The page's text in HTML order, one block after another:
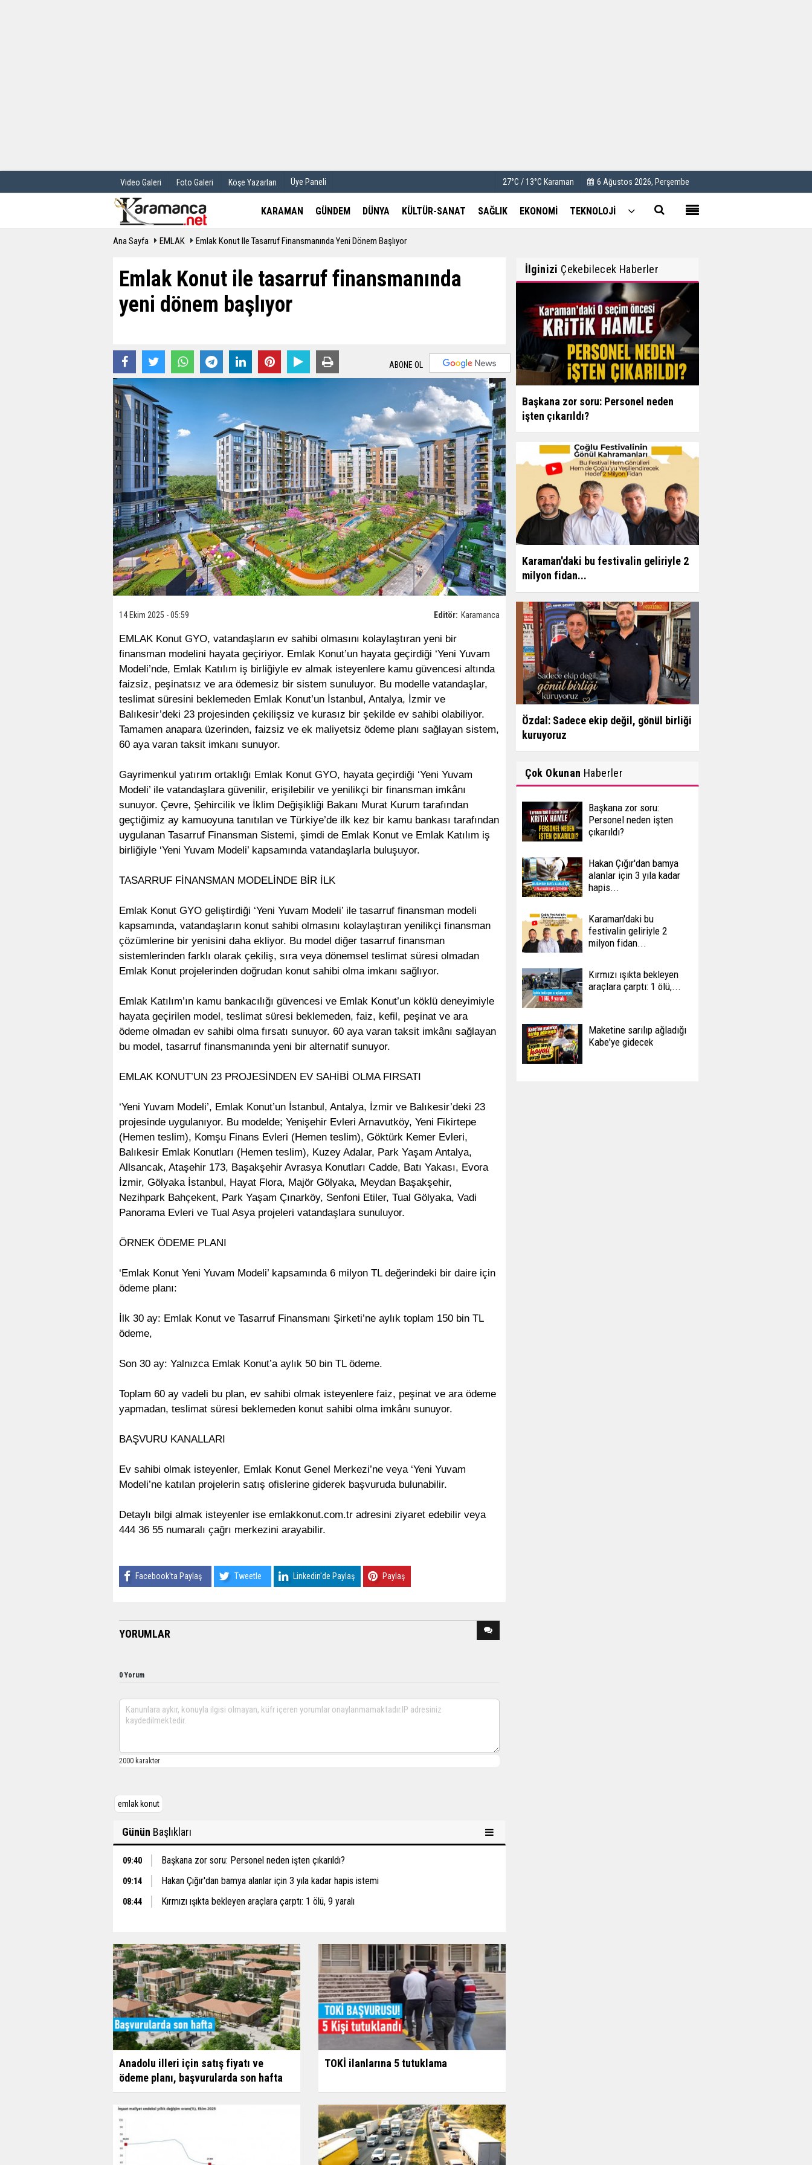
Video Galeri Foto Galeri Köşe Yazarları Üye Paneli 27°C / 13°C Karaman 6 Ağustos 2026, Perşembe
KARAMAN GÜNDEM DÜNYA KÜLTÜR-SANAT SAĞLIK EKONOMİ TEKNOLOJİ
Ana Sayfa EMLAK Emlak Konut Ile Tasarruf Finansmanında Yeni Dönem Başlıyor
Emlak Konut ile tasarruf finansmanında
yeni dönem başlıyor
ABONE OL
Editör: Karamanca
14 Ekim 2025 - 05:59
EMLAK Konut GYO, vatandaşların ev sahibi olmasını kolaylaştıran yeni bir
finansman modelini hayata geçiriyor. Emlak Konut’un hayata geçirdiği ‘Yeni Yuvam
Modeli’nde, Emlak Katılım iş birliğiyle ev almak isteyenlere kamu güvencesi altında
faizsiz, peşinatsız ve ara ödemesiz bir sistem sunuluyor. Bu modelle vatandaşlar,
teslimat süresini beklemeden Emlak Konut’un İstanbul, Antalya, İzmir ve
Balıkesir’deki 23 projesinden çekilişsiz ve kurasız bir şekilde ev sahibi olabiliyor.
Tamamen anapara üzerinden, faizsiz ve ek maliyetsiz ödeme planı sağlayan sistem,
60 aya varan taksit imkanı sunuyor.
Gayrimenkul yatırım ortaklığı Emlak Konut GYO, hayata geçirdiği ‘Yeni Yuvam
Modeli’ ile vatandaşlara güvenilir, erişilebilir ve yenilikçi bir finansman imkânı
sunuyor. Çevre, Şehircilik ve İklim Değişikliği Bakanı Murat Kurum tarafından
geçtiğimiz ay kamuoyuna tanıtılan ve Türkiye’de ilk kez bir kamu bankası tarafından
uygulanan Tasarruf Finansman Sistemi, şimdi de Emlak Konut ve Emlak Katılım iş
birliğiyle ‘Yeni Yuvam Modeli’ kapsamında vatandaşlarla buluşuyor.
TASARRUF FİNANSMAN MODELİNDE BİR İLK
Emlak Konut GYO geliştirdiği ‘Yeni Yuvam Modeli’ ile tasarruf finansman modeli
kapsamında, vatandaşların konut sahibi olmasını kolaylaştıran yenilikçi finansman
çözümlerine bir yenisini daha ekliyor. Bu model diğer tasarruf finansman
sistemlerinden farklı olarak çekiliş, sıra veya dönemsel teslimat süresi olmadan
Emlak Konut projelerinden doğrudan konut sahibi olma imkanı sağlıyor.
Emlak Katılım’ın kamu bankacılığı güvencesi ve Emlak Konut’un köklü deneyimiyle
hayata geçirilen model, teslimat süresi beklemeden, faiz, kefil, peşinat ve ara
ödeme olmadan ev sahibi olma fırsatı sunuyor. 60 aya varan taksit imkânı sağlayan
bu model, tasarruf finansmanında yeni bir alternatif sunuyor.
EMLAK KONUT’UN 23 PROJESİNDEN EV SAHİBİ OLMA FIRSATI
‘Yeni Yuvam Modeli’, Emlak Konut’un İstanbul, Antalya, İzmir ve Balıkesir’deki 23
projesinde uygulanıyor. Bu modelde; Yenişehir Evleri Arnavutköy, Yeni Fikirtepe
(Hemen teslim), Komşu Finans Evleri (Hemen teslim), Göktürk Kemer Evleri,
Balıkesir Emlak Konutları (Hemen teslim), Kuzey Adalar, Park Yaşam Antalya,
Allsancak, Ataşehir 173, Başakşehir Avrasya Konutları Cadde, Batı Yakası, Evora
İzmir, Gölyaka İstanbul, Hayat Flora, Majör Gölyaka, Meydan Başakşehir,
Nezihpark Bahçekent, Park Yaşam Çınarköy, Senfoni Etiler, Tual Gölyaka, Vadi
Panorama Evleri ve Tual Asya projeleri vatandaşlara sunuluyor.
ÖRNEK ÖDEME PLANI
‘Emlak Konut Yeni Yuvam Modeli’ kapsamında 6 milyon TL değerindeki bir daire için
ödeme planı:
İlk 30 ay: Emlak Konut ve Tasarruf Finansmanı Şirketi’ne aylık toplam 150 bin TL
ödeme,
Son 30 ay: Yalnızca Emlak Konut’a aylık 50 bin TL ödeme.
Toplam 60 ay vadeli bu plan, ev sahibi olmak isteyenlere faiz, peşinat ve ara ödeme
yapmadan, teslimat süresi beklemeden konut sahibi olma imkânı sunuyor.
BAŞVURU KANALLARI
Ev sahibi olmak isteyenler, Emlak Konut Genel Merkezi’ne veya ‘Yeni Yuvam
Modeli’ne katılan projelerin satış ofislerine giderek başvuruda bulunabilir.
Detaylı bilgi almak isteyenler ise emlakkonut.com.tr adresini ziyaret edebilir veya
444 36 55 numaralı çağrı merkezini arayabilir.
Facebook'ta Paylaş Tweetle Linkedin'de Paylaş Paylaş
YORUMLAR
0 Yorum
emlak konut
Günün Başlıkları
09:40 Başkana zor soru: Personel neden işten çıkarıldı?
09:14 Hakan Çığır'dan bamya alanlar için 3 yıla kadar hapis istemi
08:44 Kırmızı ışıkta bekleyen araçlara çarptı: 1 ölü, 9 yaralı
Anadolu illeri için satış fiyatı ve
ödeme planı, başvurularda son hafta
TOKİ ilanlarına 5 tutuklama
İlginizi Çekebilecek Haberler
Başkana zor soru: Personel neden
işten çıkarıldı?
Karaman'daki bu festivalin geliriyle 2
milyon fidan...
Özdal: Sadece ekip değil, gönül birliği
kuruyoruz
Çok Okunan Haberler
Başkana zor soru:
Personel neden işten
çıkarıldı?
Hakan Çığır'dan bamya
alanlar için 3 yıla kadar
hapis...
Karaman'daki bu
festivalin geliriyle 2
milyon fidan...
Kırmızı ışıkta bekleyen
araçlara çarptı: 1 ölü,...
Maketine sarılıp ağladığı
Kabe'ye gidecek